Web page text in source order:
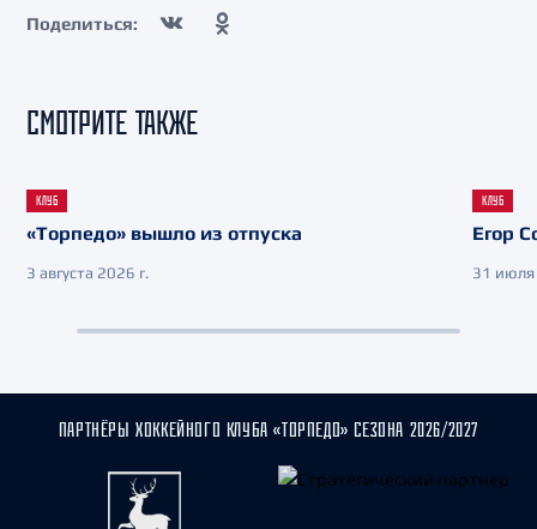
Поделиться:
СМОТРИТЕ ТАКЖЕ
КЛУБ
«Торпедо» вышло из отпуска
3 августа 2026 г.
КЛУБ
Егор
31 июля
ПАРТНЁРЫ ХОККЕЙНОГО КЛУБА «ТОРПЕДО» СЕЗОНА 2026/2027